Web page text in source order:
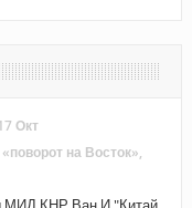
Окт
на Восток»,